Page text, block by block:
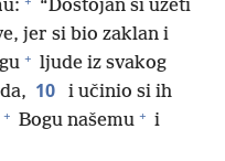
“Dostojan si uzeti
jer si bio zaklan i
+ ljude iz svakog
10
i učinio si ih
+ Bogu našemu + i